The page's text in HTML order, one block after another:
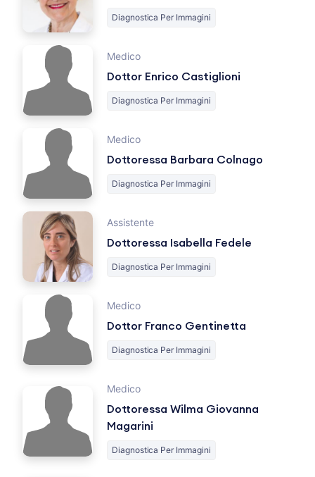
Diagnostica Per Immagini
Medico
Dottor Enrico Castiglioni
Diagnostica Per Immagini
Medico
Dottoressa Barbara Colnago
Diagnostica Per Immagini
Assistente
Dottoressa Isabella Fedele
Diagnostica Per Immagini
Medico
Dottor Franco Gentinetta
Diagnostica Per Immagini
Medico
Dottoressa Wilma Giovanna
Magarini
Diagnostica Per Immagini